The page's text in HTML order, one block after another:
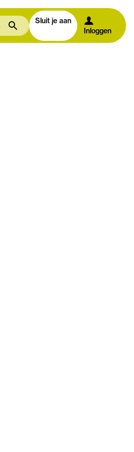
Sluit je aan
Inloggen